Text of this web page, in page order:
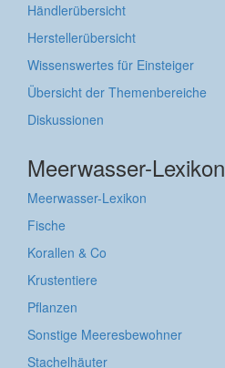
Händlerübersicht
Herstellerübersicht
Wissenswertes für Einsteiger
Übersicht der Themenbereiche
Diskussionen
Meerwasser-Lexikon
Meerwasser-Lexikon
Fische
Korallen & Co
Krustentiere
Pflanzen
Sonstige Meeresbewohner
Stachelhäuter